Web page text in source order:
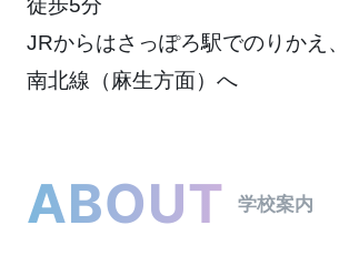
徒歩5分
JRからはさっぽろ駅でのりかえ、
南北線（麻生方面）へ
学校案内
ABOUT